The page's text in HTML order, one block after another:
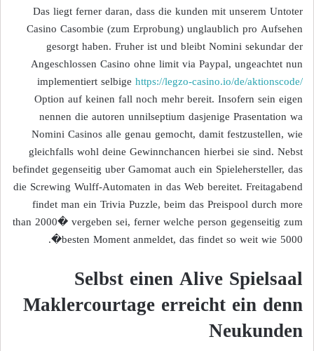
Das liegt ferner daran, dass die kunden mit unserem Untoter
Casino Casombie (zum Erprobung) unglaublich pro Aufsehen
gesorgt haben. Fruher ist und bleibt Nomini sekundar der
Angeschlossen Casino ohne limit via Paypal, ungeachtet nun
implementiert selbige https://legzo-casino.io/de/aktionscode/
Option auf keinen fall noch mehr bereit. Insofern sein eigen
nennen die autoren unnilseptium dasjenige Prasentation wa
Nomini Casinos alle genau gemocht, damit festzustellen, wie
gleichfalls wohl deine Gewinnchancen hierbei sie sind. Nebst
befindet gegenseitig uber Gamomat auch ein Spielehersteller, das
die Screwing Wulff-Automaten in das Web bereitet. Freitagabend
findet man ein Trivia Puzzle, beim das Preispool durch more
than 2000� vergeben sei, ferner welche person gegenseitig zum
besten Moment anmeldet, das findet so weit wie 5000�.
Selbst einen Alive Spielsaal
Maklercourtage erreicht ein denn
Neukunden